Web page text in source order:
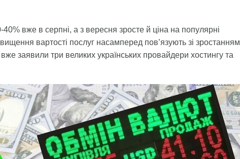
вже в серпні, а з вересня зросте й ціна на популярні
вартості послуг насамперед пов’язують зі зростанням
заявили три великих українських провайдери хостингу та